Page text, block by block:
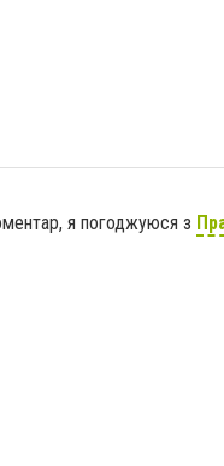
я погоджуюся з